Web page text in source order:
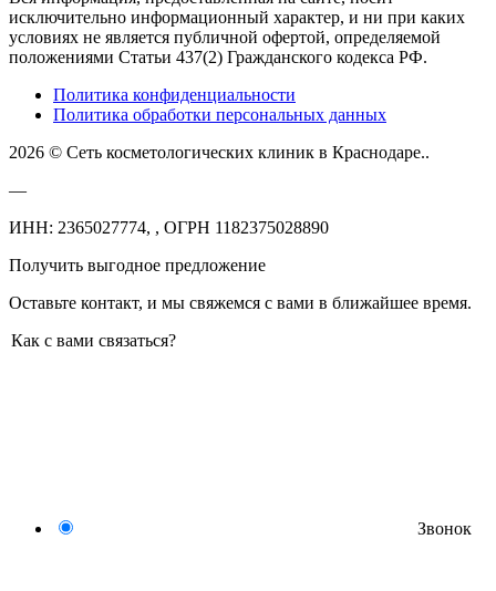
исключительно информационный характер, и ни при каких
условиях не является публичной офертой, определяемой
положениями Статьи 437(2) Гражданского кодекса РФ.
Политика конфиденциальности
Политика обработки персональных данных
2026 © Сеть косметологических клиник в Краснодаре..
—
ИНН: 2365027774, , ОГРН 1182375028890
Получить выгодное предложение
Оставьте контакт, и мы свяжемся с вами в ближайшее время.
Как с вами связаться?
Звонок